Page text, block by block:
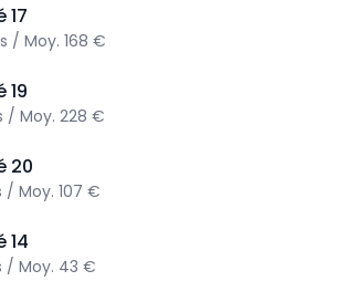
17
/ Moy. 168 €
19
/ Moy. 228 €
20
/ Moy. 107 €
14
/ Moy. 43 €